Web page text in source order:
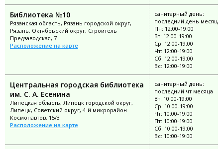
Библиотека №10
Рязанская область, Рязань городской округ,
Рязань, Октябрьский округ, Строитель
Предзаводская, 7
Расположение на карте
санитарный день:
последний день месяца
Пн: 12:00-19:00
Вт: 12:00-19:00
Ср: 12:00-19:00
Чт: 12:00-19:00
Сб: 12:00-19:00
Вс: 12:00-19:00
Центральная городская библиотека
им. С. А. Есенина
Липецкая область, Липецк городской округ,
Липецк, Советский округ, 4-й микрорайон
Космонавтов, 15/3
Расположение на карте
санитарный день:
последний чт месяца
Вт: 10:00-19:00
Ср: 10:00-19:00
Чт: 10:00-19:00
Пт: 10:00-19:00
Сб: 10:00-19:00
Вс: 10:00-19:00